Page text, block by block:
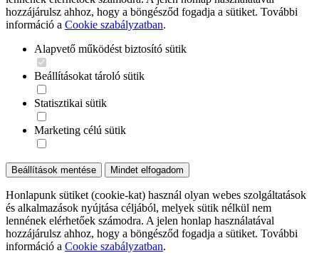
hozzájárulsz ahhoz, hogy a böngésződ fogadja a sütiket. További
információ a Cookie szabályzatban.
Alapvető működést biztosító sütik
Beállításokat tároló sütik
Statisztikai sütik
Marketing célú sütik
Beállítások mentése Mindet elfogadom
Honlapunk sütiket (cookie-kat) használ olyan webes szolgáltatások
és alkalmazások nyújtása céljából, melyek sütik nélkül nem
lennének elérhetőek számodra. A jelen honlap használatával
hozzájárulsz ahhoz, hogy a böngésződ fogadja a sütiket. További
információ a Cookie szabályzatban.